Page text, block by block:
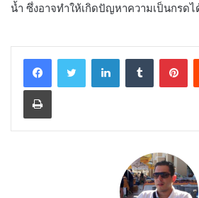
น้ำ ซึ่งอาจทำให้เกิดปัญหาความเป็นกรดไ
LinkedInTumblr
Print